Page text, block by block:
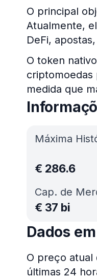
O principal
Atualmente,
DeFi,
O token
criptomoedas
medida que
Máxima
€ 286.6
Cap. de
€ 37 bi
Dados
O preço atual
últimas 24